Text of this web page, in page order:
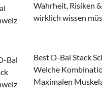
Wahrheit, Risiken
wirklich wissen
Best D-Bal Stack
Welche
Maximalen